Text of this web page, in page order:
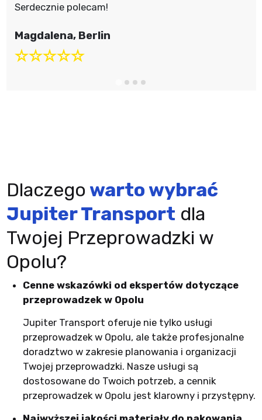
Serdecznie polecam!
Magdalena, Berlin
Dlaczego warto wybrać
Jupiter Transport dla
Twojej Przeprowadzki w
Opolu?
Cenne wskazówki od ekspertów dotyczące
przeprowadzek w Opolu
Jupiter Transport oferuje nie tylko usługi
przeprowadzek w Opolu, ale także profesjonalne
doradztwo w zakresie planowania i organizacji
Twojej przeprowadzki. Nasze usługi są
dostosowane do Twoich potrzeb, a cennik
przeprowadzek w Opolu jest klarowny i przystępny.